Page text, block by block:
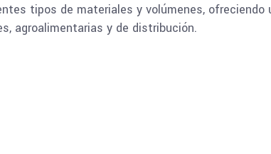
tipos de materiales y volúmenes, ofreciendo
agroalimentarias y de distribución.